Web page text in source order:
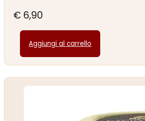
€ 6,90
Aggiungi al carrello